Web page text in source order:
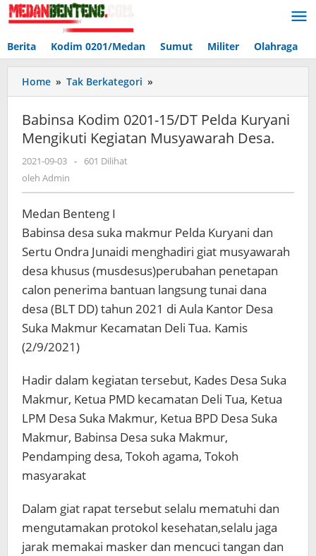
Lewati
ke
Berita Kodim 0201/Medan Sumut Militer Olahraga
Home » Tak Berkategori »
Kodim
15/DT
Pelda
Babinsa Kodim 0201-15/DT Pelda Kuryani
Mengikuti Kegiatan Musyawarah Desa.
2021-09-03 oleh
-
601 Dilihat
oleh Admin
Medan Benteng I
Babinsa desa suka makmur Pelda Kuryani dan
Sertu Ondra Junaidi menghadiri giat musyawarah
desa khusus (musdesus)perubahan penetapan
calon penerima bantuan langsung tunai dana
desa (BLT DD) tahun 2021 di Aula Kantor Desa
Suka Makmur Kecamatan Deli Tua. Kamis
(2/9/2021)
Hadir dalam kegiatan tersebut, Kades Desa Suka
Makmur, Ketua PMD kecamatan Deli Tua, Ketua
LPM Desa Suka Makmur, Ketua BPD Desa Suka
Makmur, Babinsa Desa suka Makmur,
Pendamping desa, Tokoh agama, Tokoh
masyarakat
Dalam giat rapat tersebut selalu mematuhi dan
mengutamakan protokol kesehatan,selalu jaga
jarak memakai masker dan mencuci tangan dan